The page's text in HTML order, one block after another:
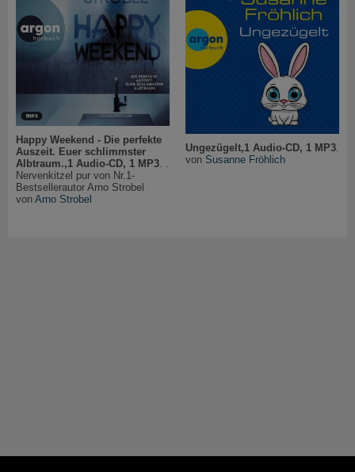
Happy Weekend - Die perfekte
Auszeit. Euer schlimmster
Albtraum.,1 Audio-CD, 1 MP3
Nervenkitzel pur von Nr.1-
Bestsellerautor Arno Strobel
von Arno Strobel
Ungezügelt,1 Audio-CD, 1 MP3.
von Susanne Fröhlich